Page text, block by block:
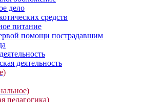
дело
средств
питание
помощи пострадавшим
деятельность
педагогика)